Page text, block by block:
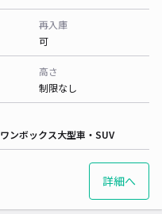
再入庫
可
高さ
制限なし
ワンボックス大型車・SUV
詳細へ